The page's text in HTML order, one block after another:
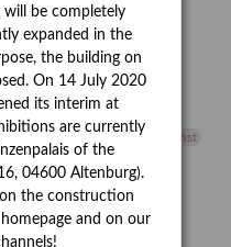
Phelloplastik
Pohlhof
Ruth Wolf-Rehfeld
Skulptur
Sonderausstellung
Kunst
Videokunst
Werefkin
Wolf and Dog
will be completely
expanded in the
the building on
On 14 July 2020
its interim at
are currently
of the
04600 Altenburg).
the construction
and on our